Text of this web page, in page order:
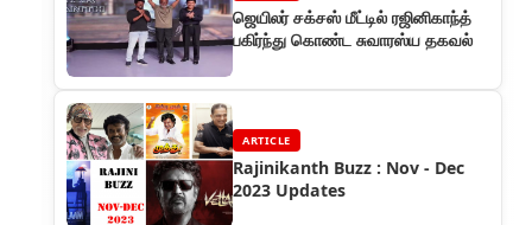
ஜெயிலர் சக்சஸ் மீட்டில் ரஜினிகாந்த்
பகிர்ந்து கொண்ட சுவாரஸ்ய தகவல்
ARTICLE
Rajinikanth Buzz : Nov - Dec
2023 Updates